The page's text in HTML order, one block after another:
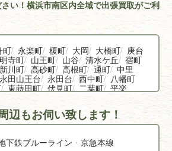
い！横浜市南区内全域で出張買取がご利
町 永楽町 榎町 大岡 大橋町
庚台
寺町 山王町 山谷 清水ケ丘 宿町
新川町 高砂町 高根町 通町 中里
永田山王台 永田台 西中町
八幡町
東蒔田町 伏見町 二葉町 平楽
南吉田町 三春台 宮元町
辺もお伺い致します！
下鉄ブルーライン
京急本線